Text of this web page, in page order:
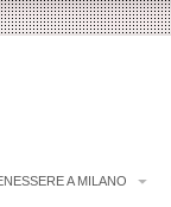
A MILANO